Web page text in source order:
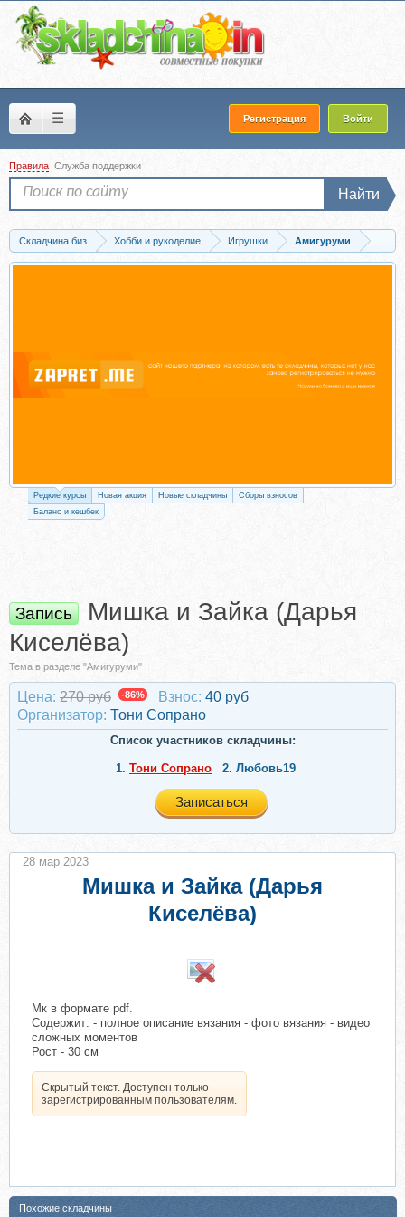
☰ Регистрация Войти
Правила Служба поддержки
Найти
Складчина биз Хобби и рукоделие Игрушки
Амигуруми
Запись Мишка и Зайка (Дарья Киселёва)
Редкие курсы Новая акция Новые складчины
Сборы взносов
Баланс и кешбек
Запись
Мишка и Зайка (Дарья
Киселёва)
Тема в разделе "Амигуруми"
Цена: 270 руб -86% Взнос: 40 руб
Организатор: Тони Сопрано
Список участников складчины:
1. Тони Сопрано 2. Любовь19
Записаться
Мишка и Зайка (Дарья
Киселёва)
Мк в формате pdf.
Содержит: - полное описание вязания - фото вязания - видео
сложных моментов
Рост - 30 см
Скрытый текст. Доступен только
зарегистрированным пользователям.
28 мар 2023
Похожие складчины